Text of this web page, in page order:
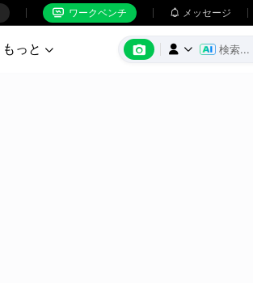
 ワークベンチ  メッセージ
もっと    